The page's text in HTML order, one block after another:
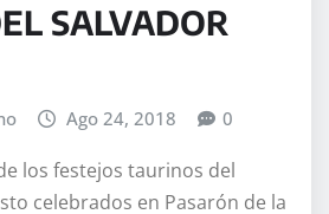
SALVADOR
Ago 24, 2018 0
los festejos taurinos del
celebrados en Pasarón de la